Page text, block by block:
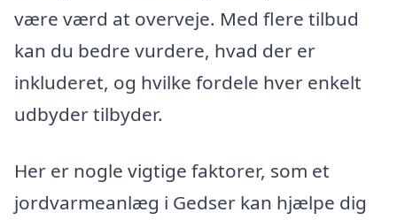
være værd at overveje. Med flere tilbud
kan du bedre vurdere, hvad der er
inkluderet, og hvilke fordele hver enkelt
udbyder tilbyder.
Her er nogle vigtige faktorer, som et
jordvarmeanlæg i Gedser kan hjælpe dig